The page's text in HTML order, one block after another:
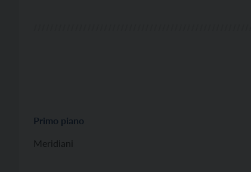
Primo piano
Meridiani